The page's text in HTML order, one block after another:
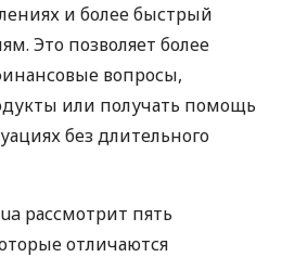
и более быстрый
Это позволяет более
вопросы,
или получать помощь
без длительного
рассмотрит пять
отличаются